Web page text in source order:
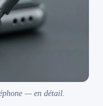
— en détail.